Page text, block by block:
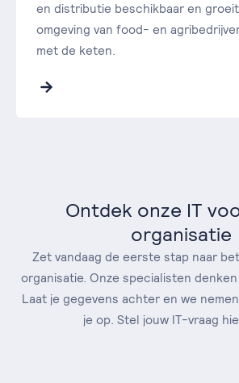
en distributie beschikbaar en
omgeving van food- en
met de keten.
Ontdek onze IT
organisatie
Zet vandaag de eerste stap naar
organisatie. Onze specialisten
Laat je gegevens achter en we
je op. Stel jouw IT-vraag